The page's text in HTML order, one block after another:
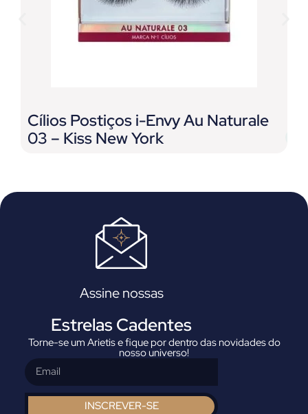
Cílios Postiços i-Envy Au Naturale
03 – Kiss New York
Assine nossas
Estrelas Cadentes
Torne-se um Arietis e fique por dentro das novidades do
nosso universo!
INSCREVER-SE